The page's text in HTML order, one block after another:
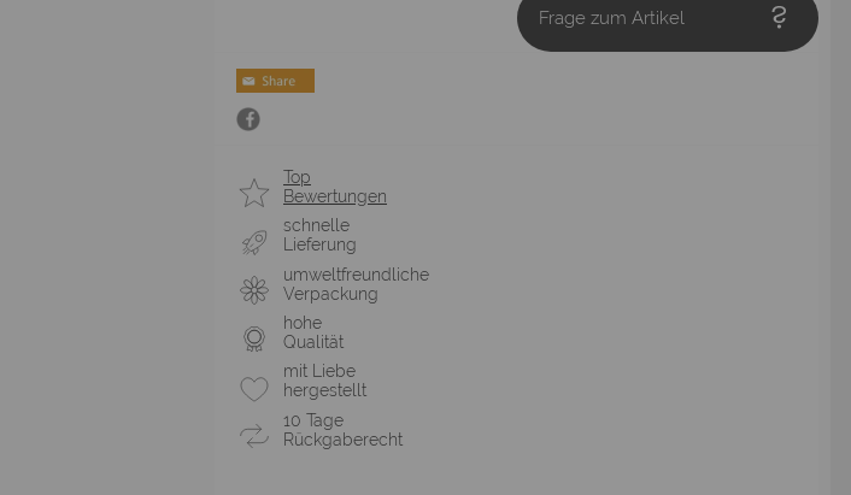
Frage zum Artikel
Top
Bewertungen
schnelle
Lieferung
umweltfreundliche
Verpackung
hohe
Qualität
mit Liebe
hergestellt
10 Tage
Rückgaberecht